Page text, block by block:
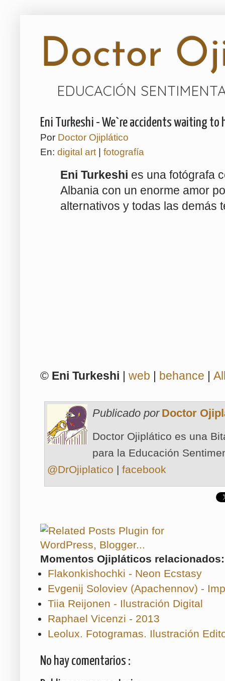
Doctor
EDUCACIÓN
Eni Turkeshi - We`re accidents waiting to
Por Doctor Ojiplático
En: digital art fotografía
Eni Turkeshi es una fotógrafa
Albania con un enorme amor
alternativos y todas las demás
© Eni Turkeshi web behance
Publicado por Doctor
Doctor Ojiplático es una
para la Educación
@DrOjiplatico | facebook
Momentos Ojipláticos relacionados:
Flakonkishochki - Neon Ecstasy
Evgenij Soloviev (Apachennov) -
Tiia Reijonen - Ilustración Digital
Raphael Vicenzi - 2013
Leolux. Fotogramas. Ilustración
No hay comentarios :